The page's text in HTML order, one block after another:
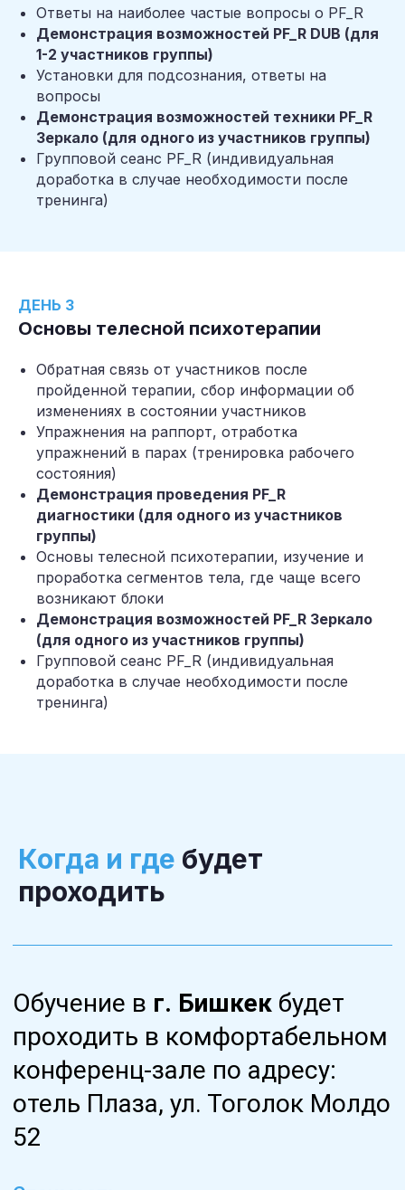
Ответы на наиболее частые вопросы о PF_R
Демонстрация возможностей PF_R DUB (для
1-2 участников группы)
Установки для подсознания, ответы на
вопросы
Демонстрация возможностей техники PF_R
Зеркало (для одного из участников группы)
Групповой сеанс PF_R (индивидуальная
доработка в случае необходимости после
тренинга)
ДЕНЬ 3
Основы телесной психотерапии
Обратная связь от участников после
пройденной терапии, сбор информации об
изменениях в состоянии участников
Упражнения на раппорт, отработка
упражнений в парах (тренировка рабочего
состояния)
Демонстрация проведения PF_R
диагностики (для одного из участников
группы)
Основы телесной психотерапии, изучение и
проработка сегментов тела, где чаще всего
возникают блоки
Демонстрация возможностей PF_R Зеркало
(для одного из участников группы)
Групповой сеанс PF_R (индивидуальная
доработка в случае необходимости после
тренинга)
Когда и где будет
проходить